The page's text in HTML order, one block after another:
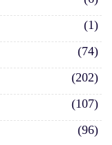
(1)
(74)
(202)
(107)
(96)